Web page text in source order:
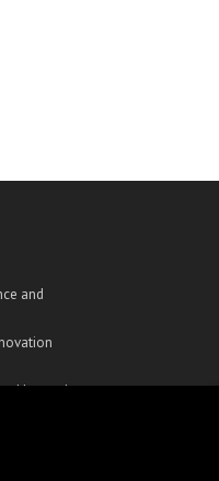
and
| Luxembourg